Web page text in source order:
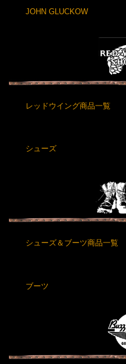
JOHN GLUCKOW
レッドウイング商品一覧
シューズ
シューズ＆ブーツ商品一覧
ブーツ